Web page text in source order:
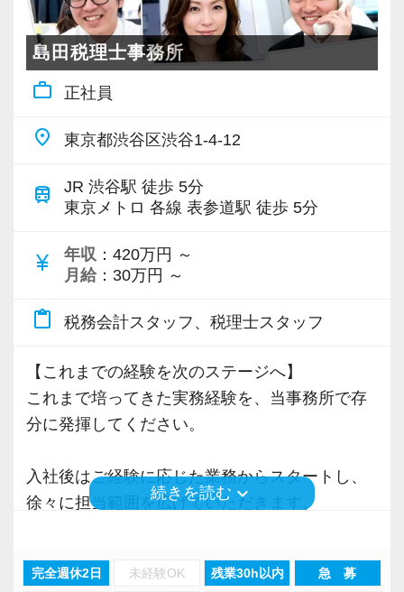
る気に満ちあふれています。
自主性がある方には活躍できる舞台はいくらで
もご用意するので、この業界で何か成し遂げた
さい！
【ご紹介が多い安定企業でお客様から一番に信
頼される税務のプロを目指せます】
様に寄り添う」ことが一つの使命です。
お客様から「こうしたい」という理想をいただ
きく力を発揮できる存在でありたいと考えてい
ます。ご紹介案件が7割を超えているのも、そう
いった私たちの姿勢がお客様から評価されてい
今後もお客様に満足していただけるようにスキ
お客様から信頼され、心の通ったサービスを提
島田税理士事務所
work_outline 正社員
place 東京都渋谷区渋谷1-4-12
train
JR 渋谷駅 徒歩 5分
東京メトロ 各線 表参道駅 徒歩 5分
currency_yen 年収 ：420万円 ～
月給 ：30万円 ～
content_paste 税務会計スタッフ、税理士スタッフ
【これまでの経験を次のステージへ】
これまで培ってきた実務経験を、当事務所で存
分に発揮してください。
入社後はご経験に応じた業務からスタートし、
徐々に担当範囲を広げていただきます。
躍を期待しています。
続きを読む keyboard_arrow_down
完全週休2日 未経験OK 残業30h以内 急 募